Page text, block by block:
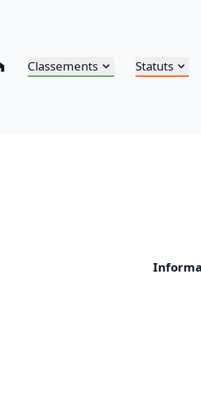
Classements Statuts